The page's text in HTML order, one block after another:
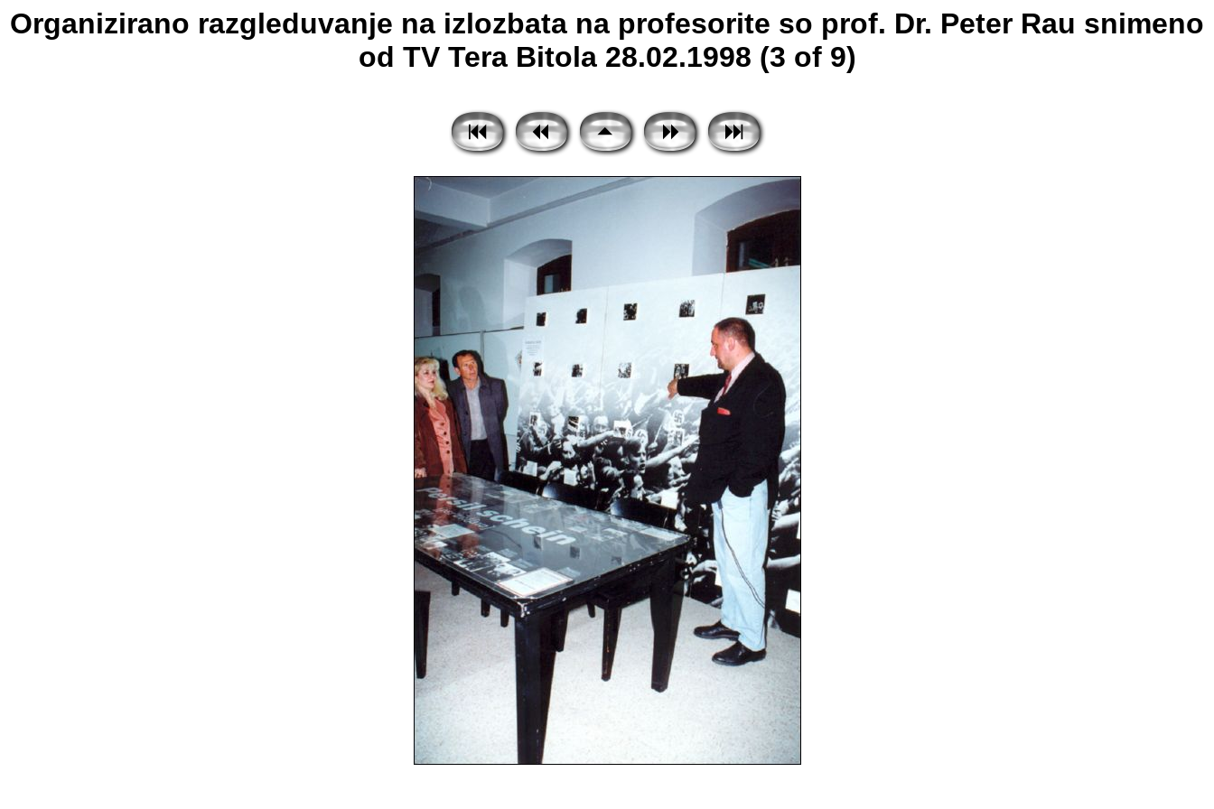
Organizirano razgleduvanje na izlozbata na profesorite so prof. Dr. Peter Rau snimeno
od TV Tera Bitola 28.02.1998 (3 of 9)